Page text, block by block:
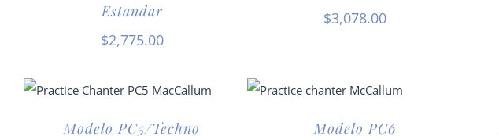
Estandar
$2,775.00
$3,078.00
Modelo PC5/Techno
Modelo PC6